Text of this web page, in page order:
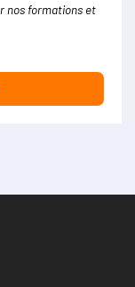
nos formations et